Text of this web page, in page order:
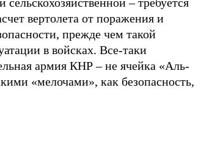
вертолета от поражения и
прежде чем такой
в войсках. Все-таки
армия КНР – не ячейка «Аль-
«мелочами», как безопасность,